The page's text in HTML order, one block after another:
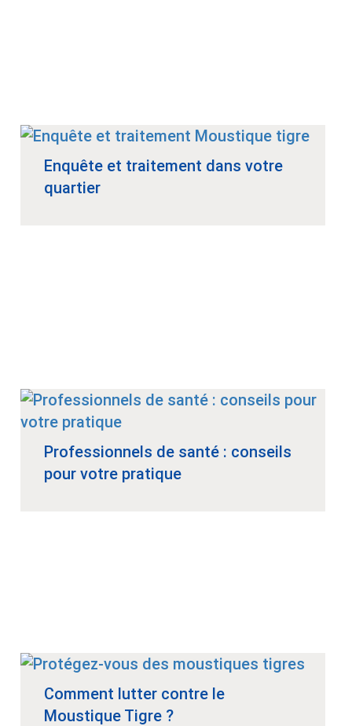
Enquête et traitement dans votre
quartier
Professionnels de santé : conseils
pour votre pratique
Comment lutter contre le
Moustique Tigre ?